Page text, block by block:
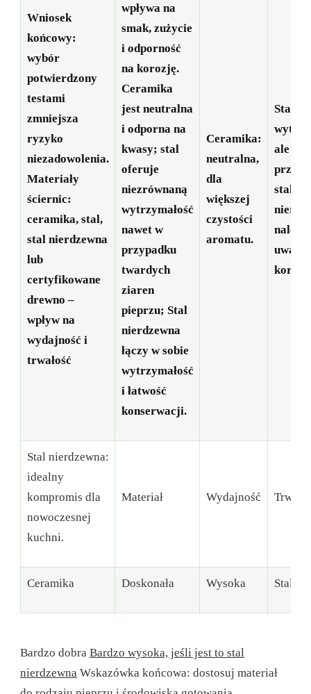
Wniosek
końcowy:
wybór
potwierdzony
testami
zmniejsza
ryzyko
niezadowolenia.
Materiały
ściernic:
ceramika, stal,
stal nierdzewna
lub
certyfikowane
drewno –
wpływ na
wydajność i
trwałość
wpływa na
smak, zużycie
i odporność
na korozję.
Ceramika
jest neutralna
i odporna na
kwasy; stal
oferuje
niezrównaną
wytrzymałość
nawet w
przypadku
twardych
ziaren
pieprzu; Stal
nierdzewna
łączy w sobie
wytrzymałość
i łatwość
konserwacji.
Ceramika:
neutralna,
dla
większej
czystości
aromatu.
Stal:
ale w
stali
należy
Stal nierdzewna:
idealny
kompromis dla
nowoczesnej
kuchni.
Materiał Wydajność
Ceramika Doskonała Wysoka Stal
Bardzo dobra Bardzo wysoka, jeśli jest to stal
nierdzewna Wskazówka końcowa: dostosuj materiał